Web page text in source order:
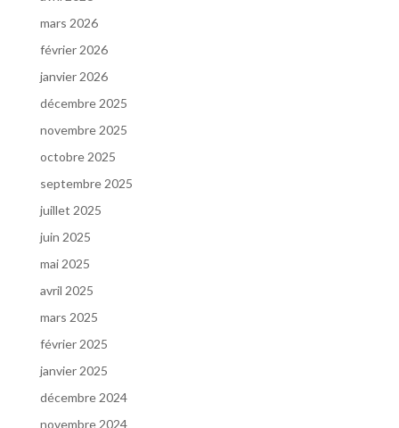
mars 2026
février 2026
janvier 2026
décembre 2025
novembre 2025
octobre 2025
septembre 2025
juillet 2025
juin 2025
mai 2025
avril 2025
mars 2025
février 2025
janvier 2025
décembre 2024
novembre 2024